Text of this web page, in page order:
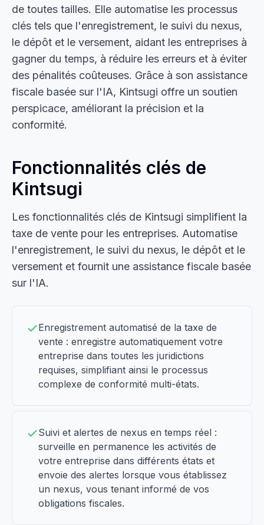
de toutes tailles. Elle automatise les processus
clés tels que l'enregistrement, le suivi du nexus,
le dépôt et le versement, aidant les entreprises à
gagner du temps, à réduire les erreurs et à éviter
des pénalités coûteuses. Grâce à son assistance
fiscale basée sur l'IA, Kintsugi offre un soutien
perspicace, améliorant la précision et la
conformité.
Fonctionnalités clés de
Kintsugi
Les fonctionnalités clés de Kintsugi simplifient la
taxe de vente pour les entreprises. Automatise
l'enregistrement, le suivi du nexus, le dépôt et le
versement et fournit une assistance fiscale basée
sur l'IA.
Enregistrement automatisé de la taxe de
vente : enregistre automatiquement votre
entreprise dans toutes les juridictions
requises, simplifiant ainsi le processus
complexe de conformité multi-états.
Suivi et alertes de nexus en temps réel :
surveille en permanence les activités de
votre entreprise dans différents états et
envoie des alertes lorsque vous établissez
un nexus, vous tenant informé de vos
obligations fiscales.